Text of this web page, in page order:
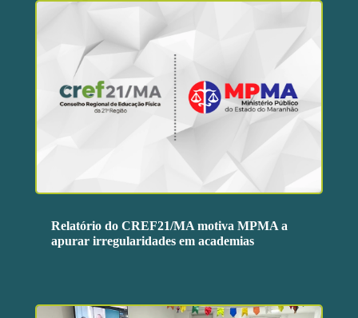
Relatório do CREF21/MA motiva MPMA a
apurar irregularidades em academias